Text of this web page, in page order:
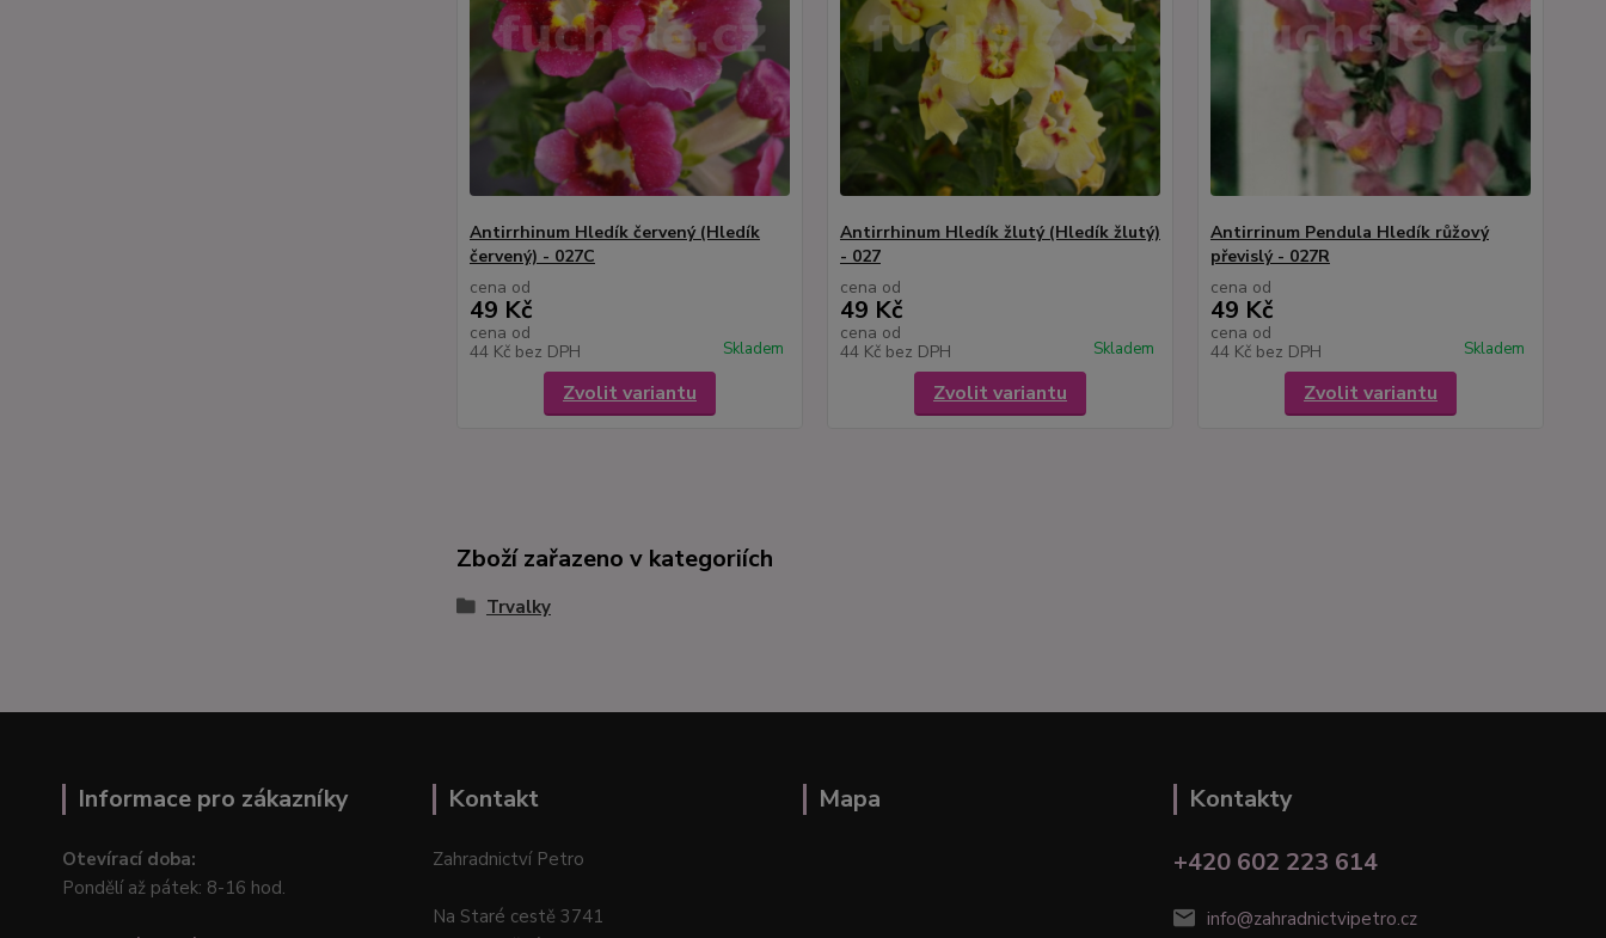
Antirrhinum Hledík červený (Hledík
červený) - 027C
cena od
49 Kč
cena od
44 Kč bez DPH Skladem
Zvolit variantu
Antirrhinum Hledík žlutý (Hledík žlutý)
- 027
cena od
49 Kč
cena od
44 Kč bez DPH Skladem
Zvolit variantu
Antirrinum Pendula Hledík růžový
převislý - 027R
cena od
49 Kč
cena od
44 Kč bez DPH Skladem
Zvolit variantu
Zboží zařazeno v kategoriích
Trvalky
Informace pro zákazníky
Otevírací doba:
Pondělí až pátek: 8-16 hod.
Kontakt
Zahradnictví Petro
Na Staré cestě 3741
Mapa
Kontakty
+420 602 223 614
info@zahradnictvipetro.cz